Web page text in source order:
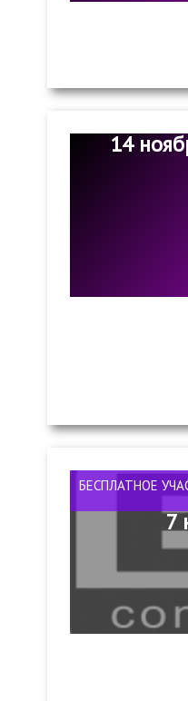
14
БЕСПЛАТНОЕ
7